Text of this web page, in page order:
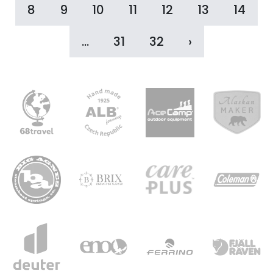
8
9 10 11 12 13
14
...
31 32 ›